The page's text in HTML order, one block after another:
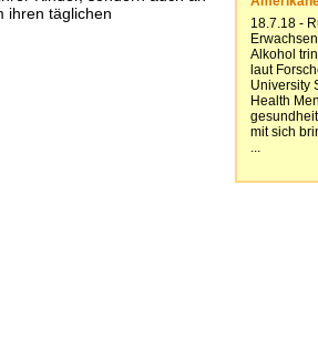
ihren täglichen